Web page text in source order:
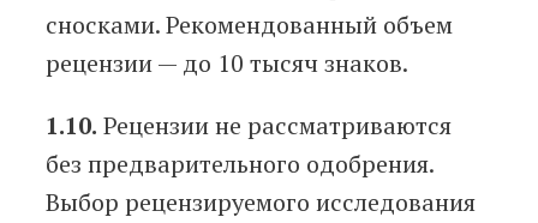
сносками. Рекомендованный объем
рецензии — до 10 тысяч знаков.
1.10. Рецензии не рассматриваются
без предварительного одобрения.
Выбор рецензируемого исследования